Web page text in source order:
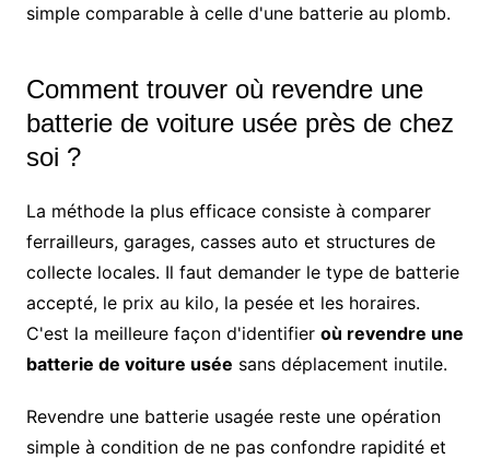
simple comparable à celle d'une batterie au plomb.
Comment trouver où revendre une
batterie de voiture usée près de chez
soi ?
La méthode la plus efficace consiste à comparer
ferrailleurs, garages, casses auto et structures de
collecte locales. Il faut demander le type de batterie
accepté, le prix au kilo, la pesée et les horaires.
C'est la meilleure façon d'identifier où revendre une
batterie de voiture usée sans déplacement inutile.
Revendre une batterie usagée reste une opération
simple à condition de ne pas confondre rapidité et